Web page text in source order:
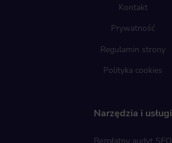
Kontakt
Prywatność
Regulamin strony
Polityka cookies
Narzędzia i usługi